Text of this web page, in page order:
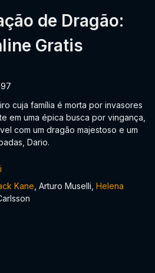
97
de Dragão:
Gratis
cuja família é morta por invasores
em uma épica busca por vingança,
com um dragão majestoso e um
Dario.
Kane , Arturo Muselli, Helena